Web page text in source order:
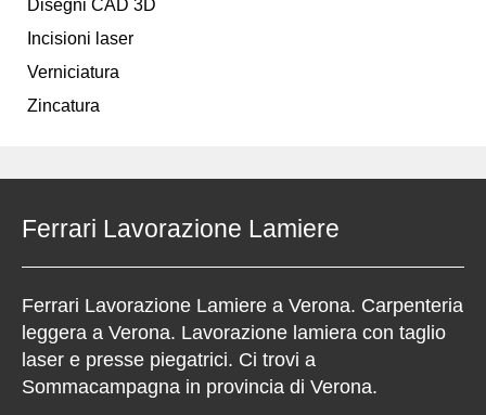
Disegni CAD 3D
Incisioni laser
Verniciatura
Zincatura
Ferrari Lavorazione Lamiere
Ferrari Lavorazione Lamiere a Verona. Carpenteria
leggera a Verona. Lavorazione lamiera con taglio
laser e presse piegatrici. Ci trovi a
Sommacampagna in provincia di Verona.